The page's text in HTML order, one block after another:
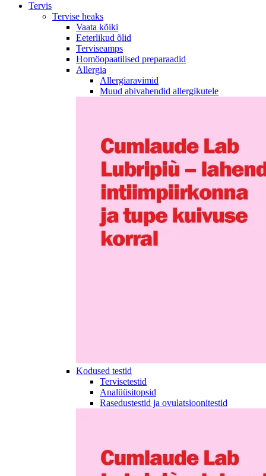
Tervis
Tervise heaks
Vaata kõiki
Eeterlikud õlid
Terviseamps
Homöopaatilised preparaadid
Allergia
Allergiaravimid
Muud abivahendid allergikutele
Kodused testid
Tervisetestid
Analüüsitopsid
Rasedustestid ja ovulatsioonitestid